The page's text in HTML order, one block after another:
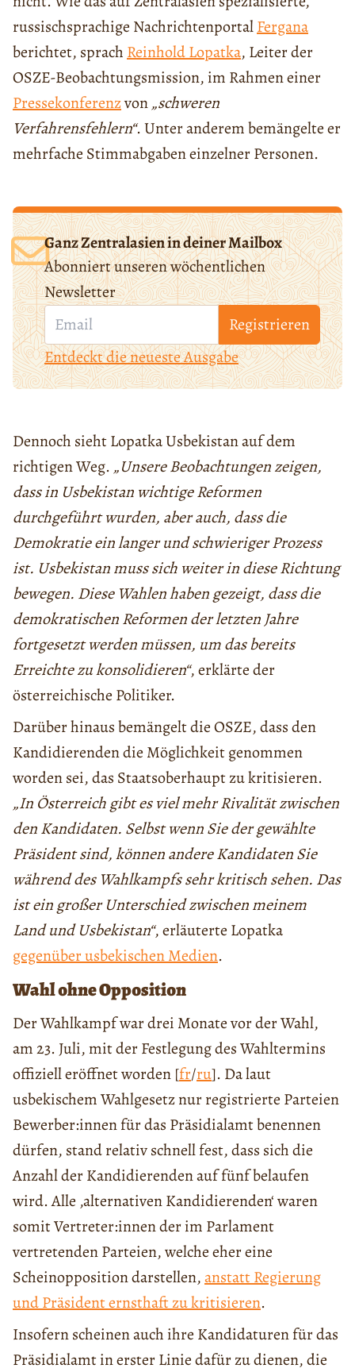
russischsprachige NachrichtenportalFergana
berichtet, sprach Reinhold Lopatka, Leiter der
OSZE-Beobachtungsmission, im Rahmen einer
Pressekonferenzvon„schweren
Verfahrensfehlern“. Unter anderem bemängelte er
mehrfache Stimmabgaben einzelner Personen.
Ganz Zentralasien in deiner Mailbox
Abonniert unseren wöchentlichen
Newsletter
Registrieren
Entdeckt die neueste Ausgabe
Dennoch sieht Lopatka Usbekistan auf dem
richtigen Weg. „Unsere Beobachtungen zeigen,
dass in Usbekistan wichtige Reformen
durchgeführt wurden, aber auch, dass die
Demokratie ein langer und schwieriger Prozess
ist. Usbekistan muss sich weiter in diese Richtung
bewegen. Diese Wahlen haben gezeigt, dass die
demokratischen Reformen der letzten Jahre
fortgesetzt werden müssen, um das bereits
Erreichte zu konsolidieren“, erklärte der
österreichische Politiker.
Darüber hinaus bemängelt die OSZE, dass den
Kandidierenden die Möglichkeit genommen
worden sei, das Staatsoberhaupt zu kritisieren.
„In Österreich gibt es viel mehr Rivalität zwischen
den Kandidaten. Selbst wenn Sie der gewählte
Präsident sind, können andere Kandidaten Sie
während des Wahlkampfs sehr kritisch sehen. Das
ist ein großer Unterschied zwischen meinem
Land und Usbekistan“, erläuterte Lopatka
gegenüber usbekischen Medien.
Wahl ohne Opposition
Der Wahlkampf war drei Monate vor der Wahl,
am 23. Juli, mit der Festlegung des Wahltermins
offiziell eröffnet worden [fr/ru]. Da laut
usbekischem Wahlgesetz nur registrierte Parteien
Bewerber:innen für das Präsidialamt benennen
dürfen, stand relativ schnell fest, dass sich die
Anzahl der Kandidierenden auf fünf belaufen
wird. Alle ‚alternativen Kandidierenden‘ waren
somit Vertreter:innen der im Parlament
vertretenden Parteien, welche eher eine
Scheinopposition darstellen,anstatt Regierung
und Präsident ernsthaft zu kritisieren.
Insofern scheinen auch ihre Kandidaturen für das
Präsidialamt in erster Linie dafür zu dienen, die